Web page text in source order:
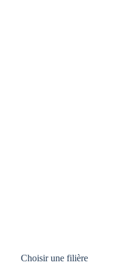
Choisir une filière